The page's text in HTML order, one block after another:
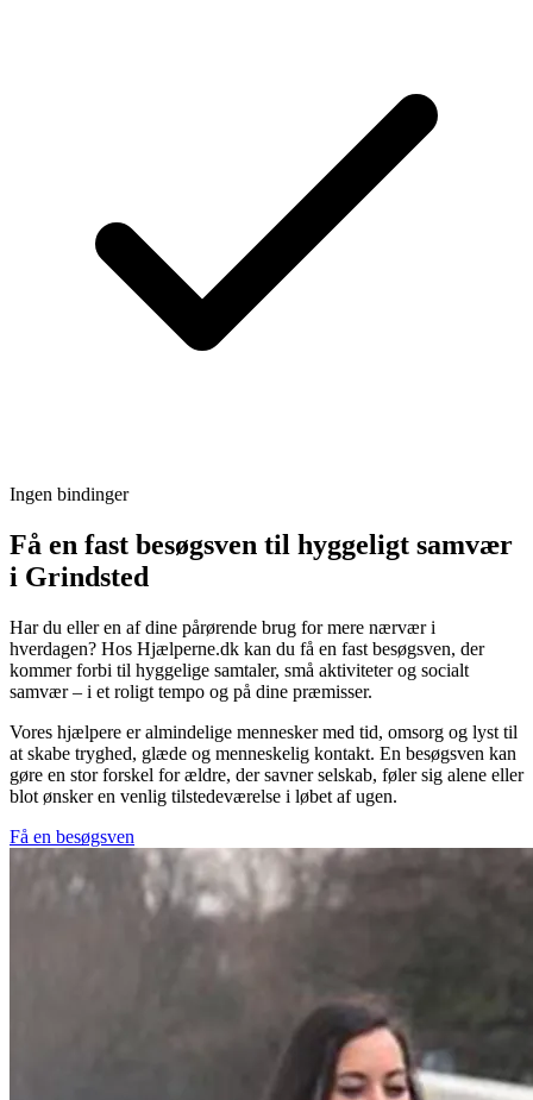
Ingen bindinger
Få en fast besøgsven til hyggeligt samvær
i Grindsted
Har du eller en af dine pårørende brug for mere nærvær i
hverdagen? Hos Hjælperne.dk kan du få en fast besøgsven, der
kommer forbi til hyggelige samtaler, små aktiviteter og socialt
samvær – i et roligt tempo og på dine præmisser.
Vores hjælpere er almindelige mennesker med tid, omsorg og lyst til
at skabe tryghed, glæde og menneskelig kontakt. En besøgsven kan
gøre en stor forskel for ældre, der savner selskab, føler sig alene eller
blot ønsker en venlig tilstedeværelse i løbet af ugen.
Få en besøgsven